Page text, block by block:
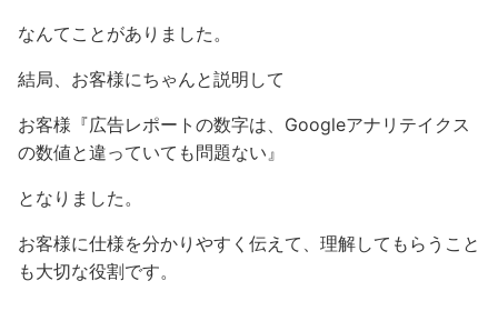
なんてことがありました。
結局、お客様にちゃんと説明して
お客様『広告レポートの数字は、Googleアナリテイクス
の数値と違っていても問題ない』
となりました。
お客様に仕様を分かりやすく伝えて、理解してもらうこと
も大切な役割です。